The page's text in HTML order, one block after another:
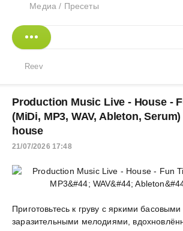
Медиа / Пресеты
Reev
Production Music Live - House -
(MiDi, MP3, WAV, Ableton,
house
21/07/2026 17:48
Приготовьтесь к груву с яркими
заразительными мелодиями,